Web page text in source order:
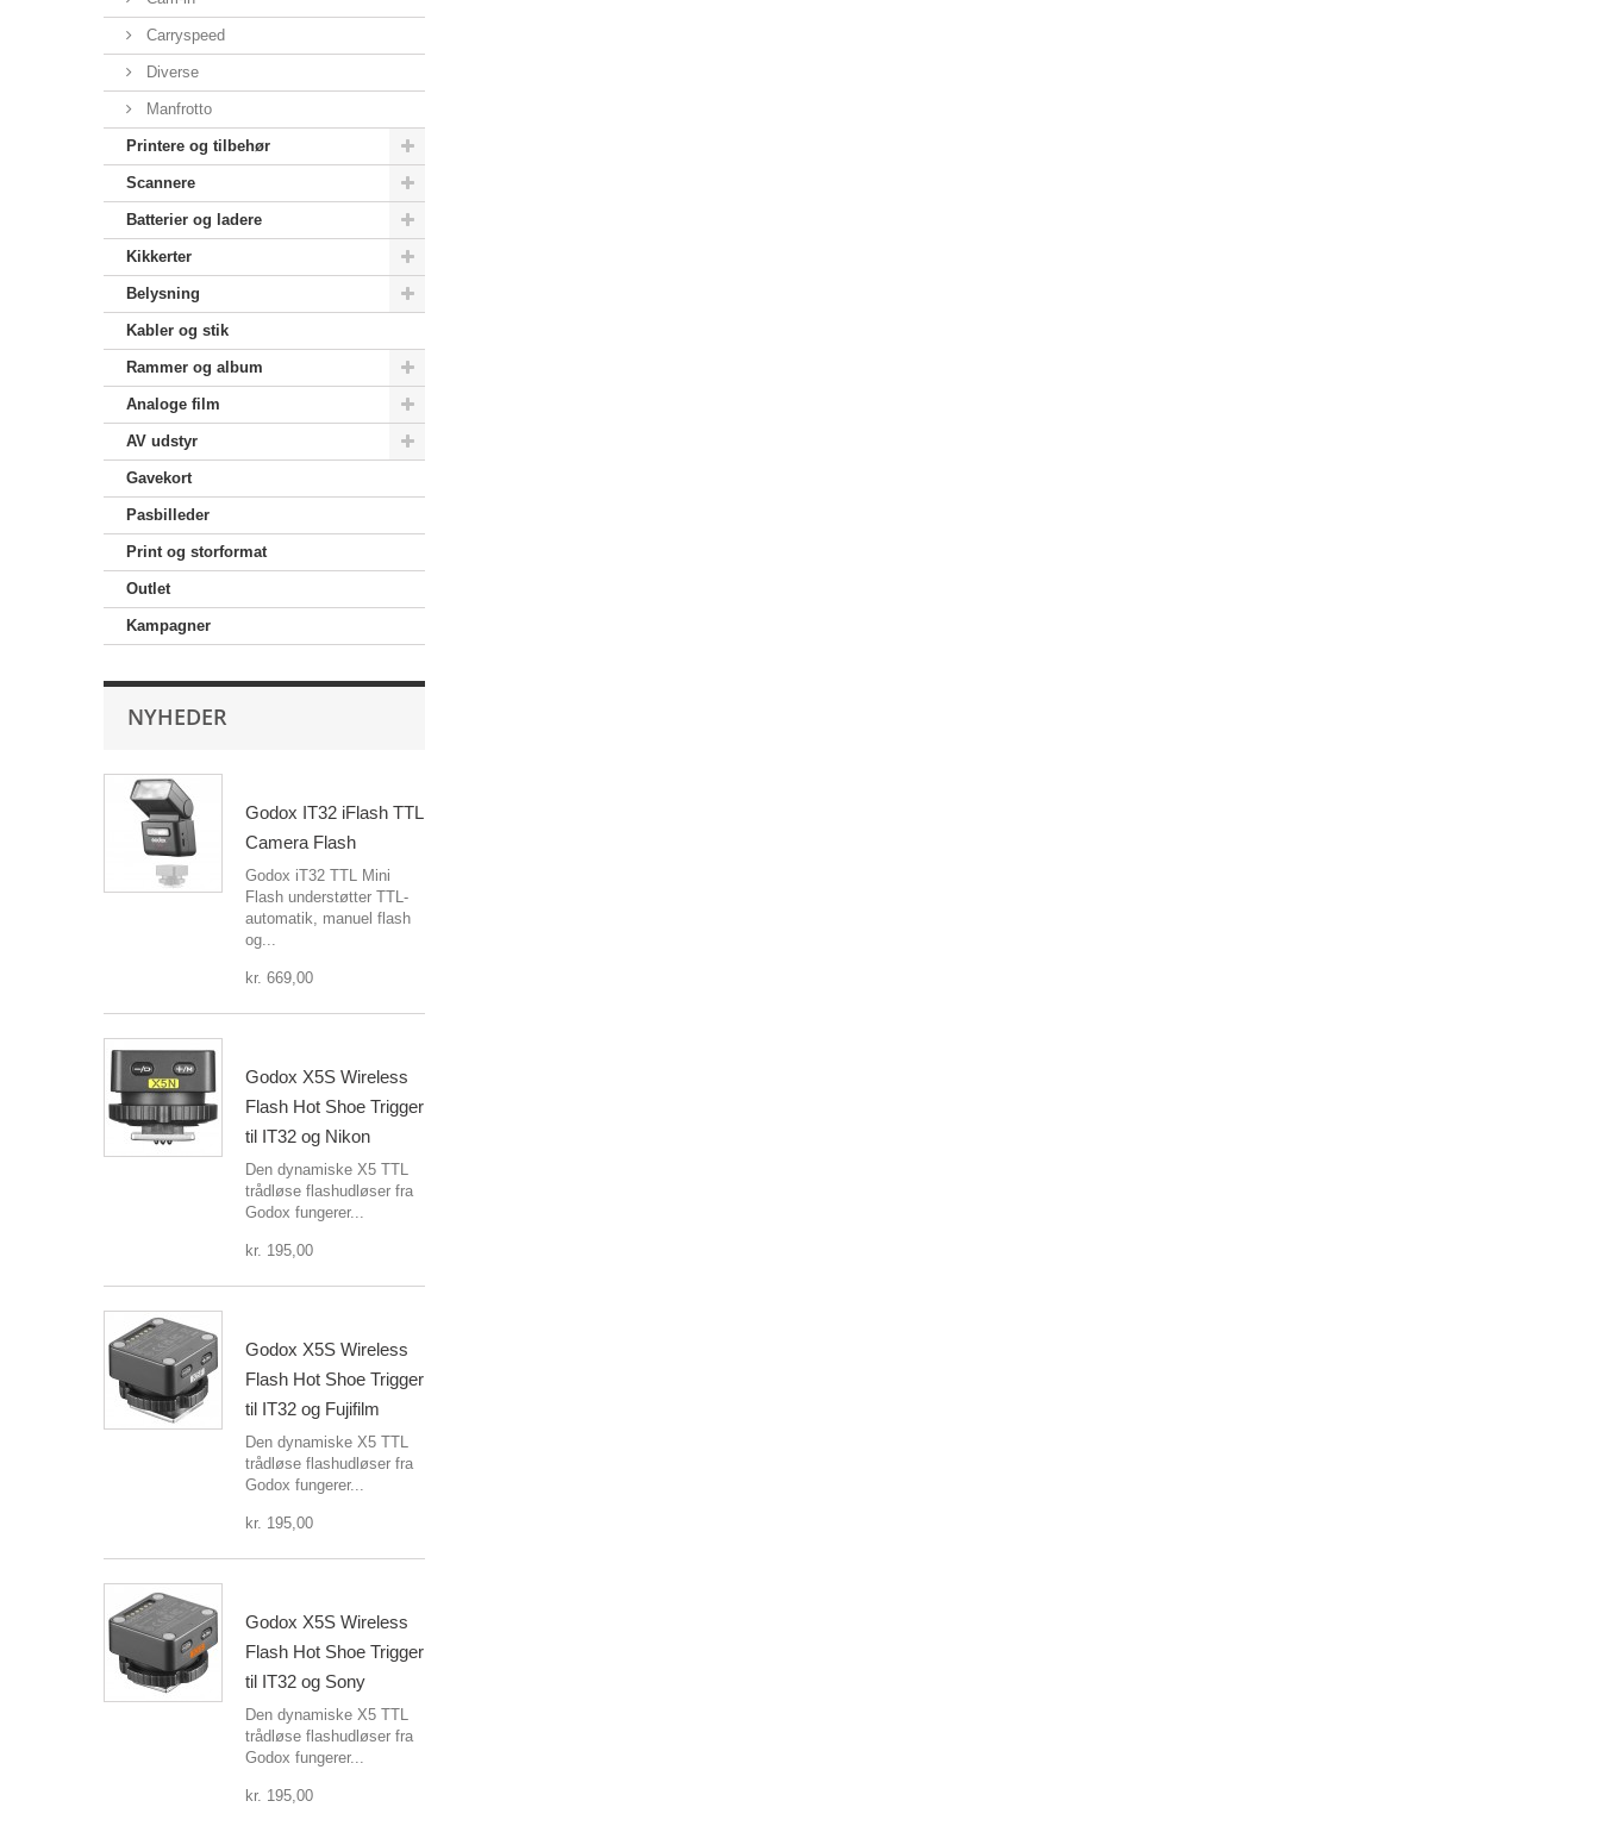
Carryspeed
Diverse
Manfrotto
Printere og tilbehør
Scannere
Batterier og ladere
Kikkerter
Belysning
Kabler og stik
Rammer og album
Analoge film
AV udstyr
Gavekort
Pasbilleder
Print og storformat
Outlet
Kampagner
NYHEDER
Godox IT32 iFlash TTL
Camera Flash
Godox iT32 TTL Mini
Flash understøtter TTL-
automatik, manuel flash
og...
kr. 669,00
Godox X5S Wireless
Flash Hot Shoe Trigger
til IT32 og Nikon
Den dynamiske X5 TTL
trådløse flashudløser fra
Godox fungerer...
kr. 195,00
Godox X5S Wireless
Flash Hot Shoe Trigger
til IT32 og Fujifilm
Den dynamiske X5 TTL
trådløse flashudløser fra
Godox fungerer...
kr. 195,00
Godox X5S Wireless
Flash Hot Shoe Trigger
til IT32 og Sony
Den dynamiske X5 TTL
trådløse flashudløser fra
Godox fungerer...
kr. 195,00